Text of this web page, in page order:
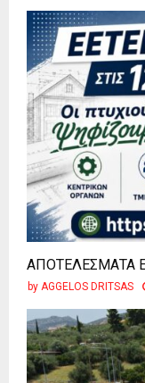
ΑΠΟΤΕΛΕΣΜΑΤΑ
by AGGELOS DRITSAS